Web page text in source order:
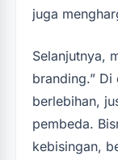
juga
Selanjutnya,
branding.”
berlebihan,
pembeda.
kebisingan,